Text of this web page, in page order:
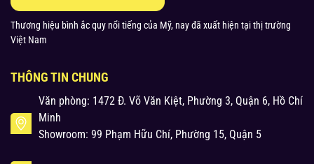
Thương hiệu bình ắc quy nổi tiếng của Mỹ, nay đã xuất hiện tại thị trường
Việt Nam
THÔNG TIN CHUNG
Văn phòng: 1472 Đ. Võ Văn Kiệt, Phường 3, Quận 6, Hồ Chí
Minh
Showroom: 99 Phạm Hữu Chí, Phường 15, Quận 5